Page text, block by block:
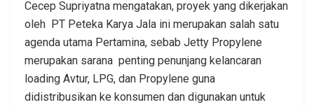
Cecep Supriyatna mengatakan, proyek yang dikerjakan
oleh PT Peteka Karya Jala ini merupakan salah satu
agenda utama Pertamina, sebab Jetty Propylene
merupakan sarana penting penunjang kelancaran
loading Avtur, LPG, dan Propylene guna
didistribusikan ke konsumen dan digunakan untuk